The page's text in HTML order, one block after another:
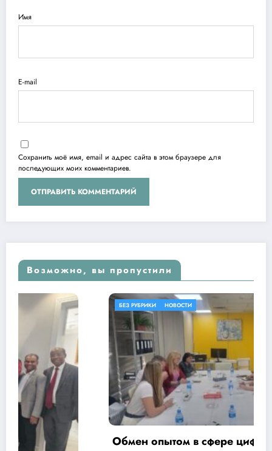
Имя
E-mail
Сохранить моё имя, email и адрес сайта в этом браузере для
последующих моих комментариев.
Возможно, вы пропустили
БЕЗ РУБРИКИ НОВОСТИ
Обмен опытом в сфере цифровизации